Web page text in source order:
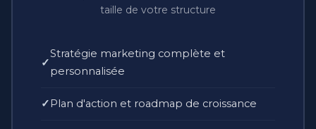
taille de votre structure
Stratégie marketing complète et
personnalisée
Plan d'action et roadmap de croissance